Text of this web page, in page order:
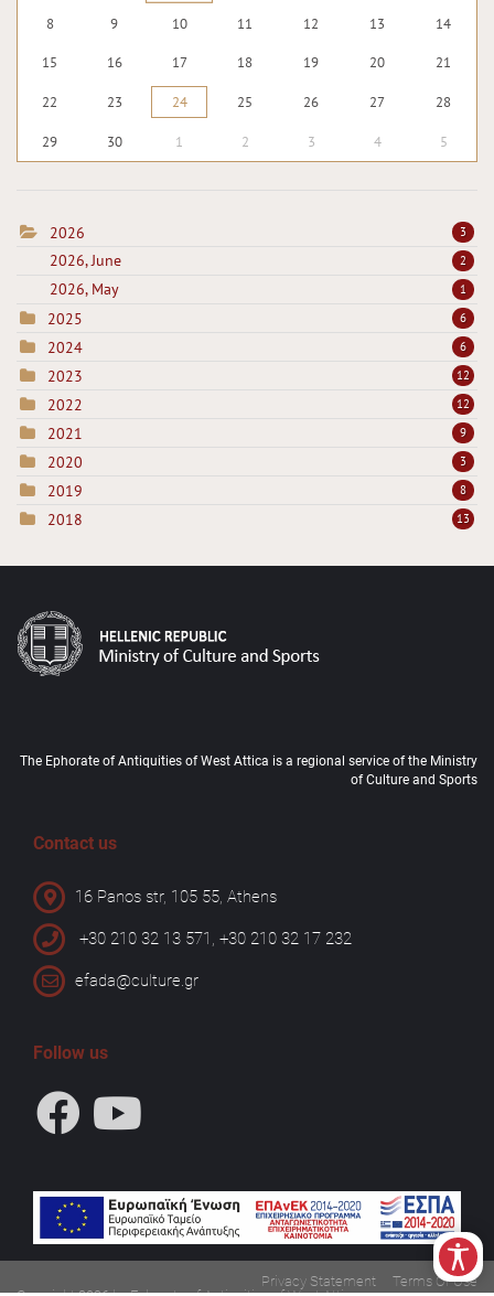
8 9 10 11 12 13 14
15 16 17 18 19 20 21
22 23 24 25 26 27 28
29 30 1 2 3 4 5
2026 3
2026, June 2
2026, May 1
2025 6
2024 6
2023 12
2022 12
2021 9
2020 3
2019 8
2018 13
The Ephorate of Antiquities of West Attica is a regional service of the Ministry
of Culture and Sports
Contact us
16 Panos str, 105 55, Athens
+30 210 32 13 571, +30 210 32 17 232
efada@culture.gr
Follow us
Terms Of Use
Privacy Statement